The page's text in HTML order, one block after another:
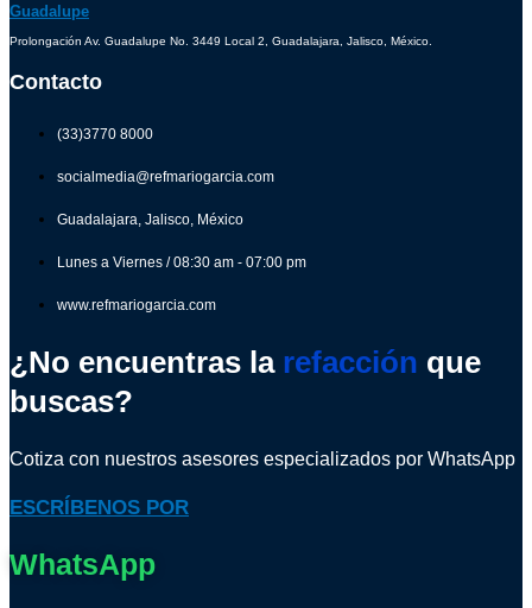
Guadalupe
Prolongación Av. Guadalupe No. 3449 Local 2, Guadalajara, Jalisco, México.
Contacto
(33)3770 8000
socialmedia@refmariogarcia.com
Guadalajara, Jalisco, México
Lunes a Viernes / 08:30 am - 07:00 pm
www.refmariogarcia.com
¿No encuentras la refacción que
buscas?
Cotiza con nuestros asesores especializados por WhatsApp
ESCRÍBENOS POR
WhatsApp